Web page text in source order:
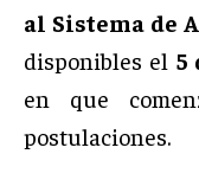
al Sistema de
disponibles el 5
en que
postulaciones.